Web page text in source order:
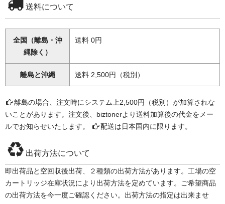
送料について
全国（離島・沖
縄除く）
送料 0円
離島と沖縄 送料 2,500円（税別）
離島の場合、注文時にシステム上2,500円（税別）が加算されな
いことがあります。注文後、biztonerより送料加算後の代金をメー
ルでお知らせいたします。
配送は日本国内に限ります。
出荷方法について
即出荷品と空回収後出荷、２種類の出荷方法があります。工場の空
カートリッジ在庫状況により出荷方法を定めています。ご希望商品
の出荷方法を今一度ご確認ください。出荷方法の指定は出来ませ